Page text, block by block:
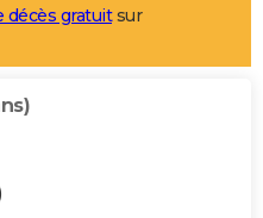
décès gratuitsur